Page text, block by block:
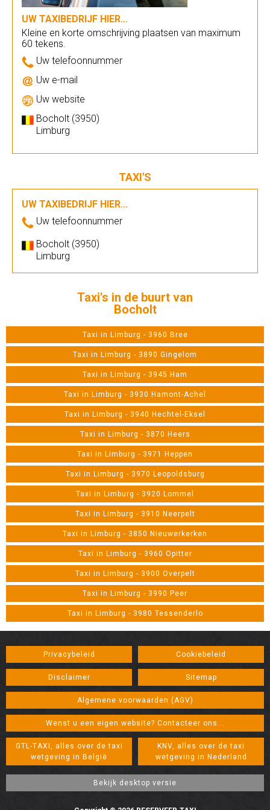
UW TAXIBEDRIJF HIER...
Kleine en korte omschrijving plaatsen van maximum
60 tekens.
Uw telefoonnummer
Uw e-mail
Uw website
Bocholt (3950)
Limburg
TAXI'S
UW TAXIBEDRIJF HIER...
Uw telefoonnummer
Bocholt (3950)
Limburg
Taxi's in de buurt van
Bocholt
Taxi in Limburg - 3960 Bree
Taxi in Limburg - 3890 Gingelom
Taxi in Limburg - 3945 Ham
Taxi in Limburg - 3930 Hamont-Achel
Taxi in Limburg - 3940 Hechtel-Eksel
Taxi in Limburg - 3870 Heers
Taxi in Limburg - 3971 Heppen
Taxi in Limburg - 3970 Leopoldsburg
Taxi in Limburg - 3920 Lommel
Taxi in Limburg - 3910 Neerpelt
Taxi in Limburg - 3850 Nieuwerkerken
Taxi in Limburg - 3960 Opitter
Taxi in Limburg - 3900 Overpelt
Taxi in Limburg - 3990 Peer
Taxi in Limburg - 3980 Tessenderlo
Privacybeleid Cookiebeleid
Disclaimer Sitemap
Algemene voorwaarden (AGV)
Wenst u een eigen website? Contacteer ons...
GTL-TAXI, alles over de taxi
wetgeving in België
KNV, alles over de taxi
wetgeving in Nederland